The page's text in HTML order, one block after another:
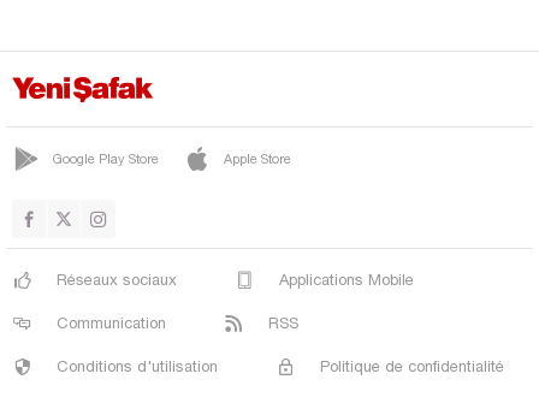
GÜRYILDIZ
HATİPLİ
KARAYAKA
KINIK
CENTRE
NİKSAR
Dimanche
Google Play Store Apple Store
Réseaux sociaux Applications Mobile
Communication RSS
Conditions d'utilisation Politique de confidentialité